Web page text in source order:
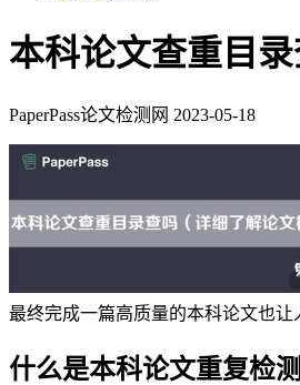
本科论文查重目
PaperPass论文检测网 2023-05-18
最终完成一篇高质量的本科论文也
什么是本科论文重复检测